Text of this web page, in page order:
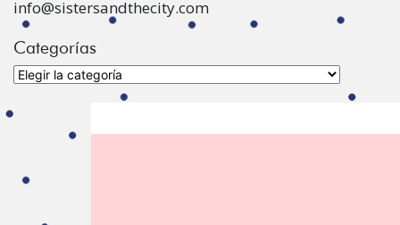
info@sistersandthecity.com
Categorías
Categorías